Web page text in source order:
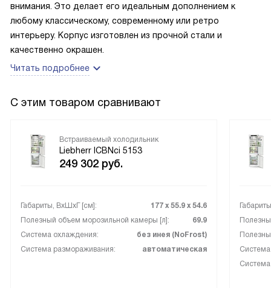
внимания. Это делает его идеальным дополнением к
любому классическому, современному или ретро
интерьеру. Корпус изготовлен из прочной стали и
качественно окрашен.
Читать подробнее
С этим товаром сравнивают
Встраиваемый холодильник
Liebherr ICBNci 5153
249 302 руб.
Габариты, ВxШxГ [см]:
177 х 55.9 х 54.6
Полезный объем морозильной камеры [л]:
69.9
Система охлаждения:
без инея (NoFrost)
Система размораживания:
автоматическая